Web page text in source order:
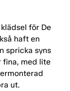
för De
haft en
spricka syns
fina, med lite
ut.